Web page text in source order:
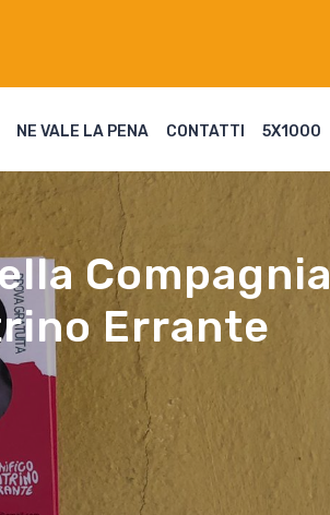
NE VALE LA PENA CONTATTI 5X1000
Compagnia
Errante